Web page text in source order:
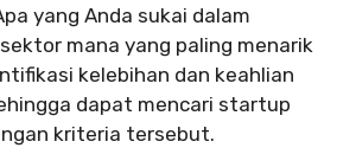
yang Anda sukai dalam
mana yang paling menarik
kelebihan dan keahlian
dapat mencari startup
kriteria tersebut.